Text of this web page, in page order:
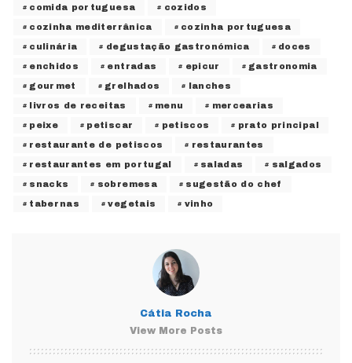
comida portuguesa cozidos
cozinha mediterrânica cozinha portuguesa
culinária degustação gastronómica doces
enchidos entradas epicur gastronomia
gourmet grelhados lanches
livros de receitas menu mercearias
peixe petiscar petiscos prato principal
restaurante de petiscos restaurantes
restaurantes em portugal saladas salgados
snacks sobremesa sugestão do chef
tabernas vegetais vinho
Cátia Rocha
View More Posts